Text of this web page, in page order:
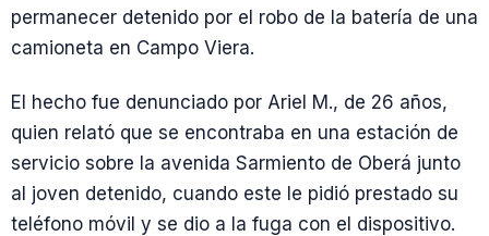
permanecer detenido por el robo de la batería de una
camioneta en Campo Viera.
El hecho fue denunciado por Ariel M., de 26 años,
quien relató que se encontraba en una estación de
servicio sobre la avenida Sarmiento de Oberá junto
al joven detenido, cuando este le pidió prestado su
teléfono móvil y se dio a la fuga con el dispositivo.